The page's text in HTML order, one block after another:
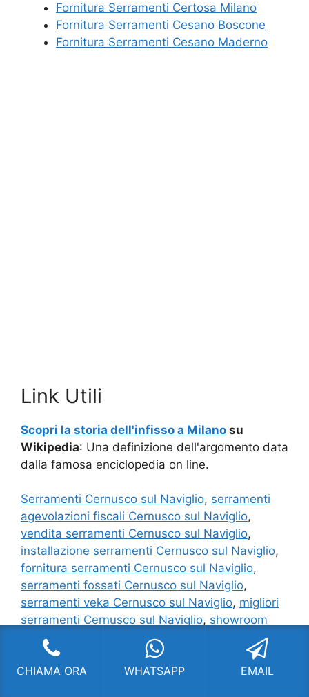
Fornitura Serramenti Certosa Milano
Fornitura Serramenti Cesano Boscone
Fornitura Serramenti Cesano Maderno
Link Utili
Scopri la storia dell'infisso a Milano su
Wikipedia: Una definizione dell'argomento data
dalla famosa enciclopedia on line.
Serramenti Cernusco sul Naviglio, serramenti
agevolazioni fiscali Cernusco sul Naviglio,
vendita serramenti Cernusco sul Naviglio,
installazione serramenti Cernusco sul Naviglio,
fornitura serramenti Cernusco sul Naviglio,
serramenti fossati Cernusco sul Naviglio,
serramenti veka Cernusco sul Naviglio, migliori
serramenti Cernusco sul Naviglio, showroom
serramenti Cernusco sul Naviglio
Cernusco sul Naviglio
CHIAMA ORA
WHATSAPP EMAIL